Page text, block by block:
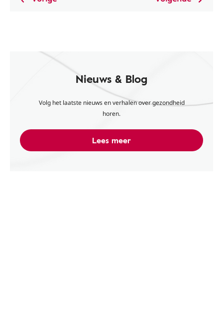
Nieuws & Blog
Volg het laatste nieuws en verhalen over gezondheid
horen.
Lees meer